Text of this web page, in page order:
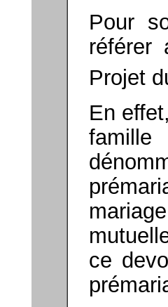
Pour
référer
Projet
En
ce